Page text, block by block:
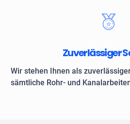
Zuverlässiger
Wir stehen Ihnen als
sämtliche Rohr- und